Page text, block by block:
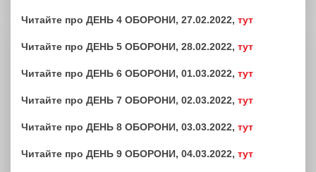
Читайте про ДЕНЬ 4 ОБОРОНИ, 27.02.2022, тут
Читайте про ДЕНЬ 5 ОБОРОНИ, 28.02.2022, тут
Читайте про ДЕНЬ 6 ОБОРОНИ, 01.03.2022, тут
Читайте про ДЕНЬ 7 ОБОРОНИ, 02.03.2022, тут
Читайте про ДЕНЬ 8 ОБОРОНИ, 03.03.2022, тут
Читайте про ДЕНЬ 9 ОБОРОНИ, 04.03.2022, тут